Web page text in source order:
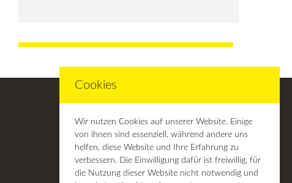
Rechtliches
Cookies
Wir nutzen Cookies auf unserer Website. Einige
von ihnen sind essenziell, während andere uns
helfen, diese Website und Ihre Erfahrung zu
verbessern. Die Einwilligung dafür ist freiwillig, für
die Nutzung dieser Website nicht notwendig und